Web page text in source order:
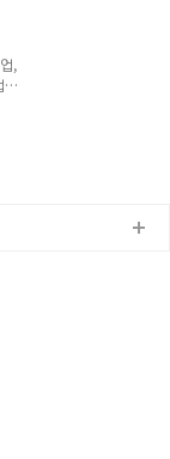
일
히
선
,